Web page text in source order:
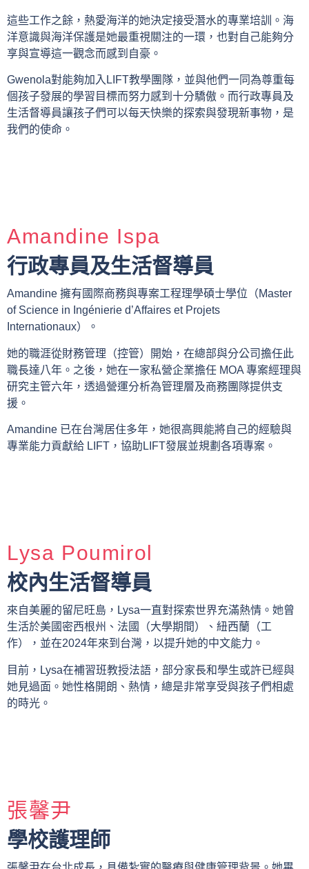
這些工作之餘，熱愛海洋的她決定接受潛水的專業培訓。海
洋意識與海洋保護是她最重視關注的一環，也對自己能夠分
享與宣導這一觀念而感到自豪。
Gwenola對能夠加入LIFT教學團隊，並與他們一同為尊重每
個孩子發展的學習目標而努力感到十分驕傲。而行政專員及
生活督導員讓孩子們可以每天快樂的探索與發現新事物，是
我們的使命。
Amandine Ispa
行政專員及生活督導員
Amandine 擁有國際商務與專案工程理學碩士學位（Master
of Science in Ingénierie d’Affaires et Projets
Internationaux）。
她的職涯從財務管理（控管）開始，在總部與分公司擔任此
職長達八年。之後，她在一家私營企業擔任 MOA 專案經理與
研究主管六年，透過營運分析為管理層及商務團隊提供支
援。
Amandine 已在台灣居住多年，她很高興能將自己的經驗與
專業能力貢獻給 LIFT，協助LIFT發展並規劃各項專案。
Lysa Poumirol
校內生活督導員
來自美麗的留尼旺島，Lysa一直對探索世界充滿熱情。她曾
生活於美國密西根州、法國（大學期間）、紐西蘭（工
作），並在2024年來到台灣，以提升她的中文能力。
目前，Lysa在補習班教授法語，部分家長和學生或許已經與
她見過面。她性格開朗、熱情，總是非常享受與孩子們相處
的時光。
張馨尹
學校護理師